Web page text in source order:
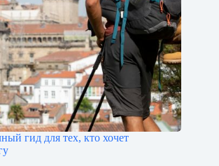
гид для тех, кто хочет